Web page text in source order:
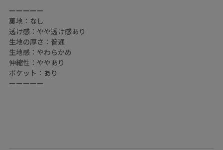
ーーーーー
裏地：なし
透け感：やや透け感あり
生地の厚さ：普通
生地感：やわらかめ
伸縮性：ややあり
ポケット：あり
ーーーーー